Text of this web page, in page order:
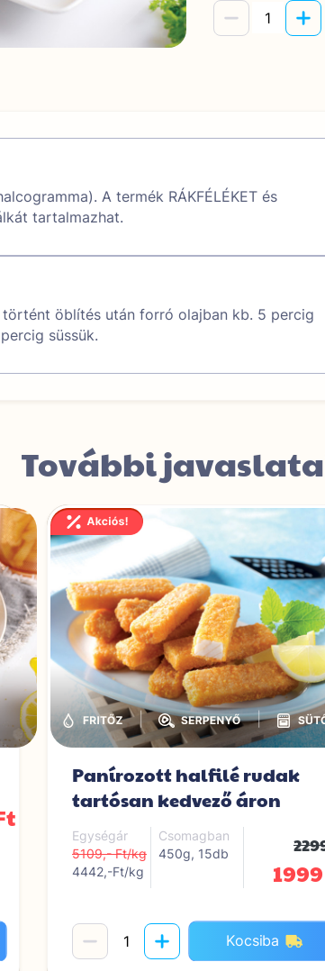
A termék RÁKFÉLÉKET és
tartalmazhat.
öblítés után forró olajban kb. 5 percig
süssük.
További
| |
Panírozott halfilé rudak
tartósan kedvező áron
Egységár
5109,- Ft/kg
4442,-Ft/kg
Csomagban
450g, 15db
Kocsiba